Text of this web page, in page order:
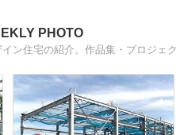
PHOTO
ン住宅の紹介。作品集・プロジェ